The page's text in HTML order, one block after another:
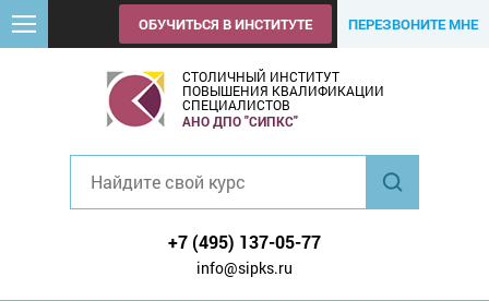
ОБУЧИТЬСЯ В ИНСТИТУТЕ ПЕРЕЗВОНИТЕ МНЕ
СТОЛИЧНЫЙ ИНСТИТУТ
ПОВЫШЕНИЯ КВАЛИФИКАЦИИ
СПЕЦИАЛИСТОВ
АНО ДПО "СИПКС"
+7 (495) 137-05-77
info@sipks.ru